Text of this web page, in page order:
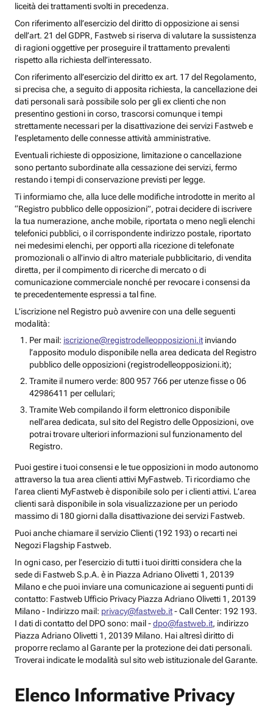
liceità dei trattamenti svolti in precedenza.
Con riferimento all’esercizio del diritto di opposizione ai sensi
dell’art. 21 del GDPR, Fastweb si riserva di valutare la sussistenza
di ragioni oggettive per proseguire il trattamento prevalenti
rispetto alla richiesta dell’interessato.
Con riferimento all’esercizio del diritto ex art. 17 del Regolamento,
si precisa che, a seguito di apposita richiesta, la cancellazione dei
dati personali sarà possibile solo per gli ex clienti che non
presentino gestioni in corso, trascorsi comunque i tempi
strettamente necessari per la disattivazione dei servizi Fastweb e
l’espletamento delle connesse attività amministrative.
Eventuali richieste di opposizione, limitazione o cancellazione
sono pertanto subordinate alla cessazione dei servizi, fermo
restando i tempi di conservazione previsti per legge.
Ti informiamo che, alla luce delle modifiche introdotte in merito al
“Registro pubblico delle opposizioni”, potrai decidere di iscrivere
la tua numerazione, anche mobile, riportata o meno negli elenchi
telefonici pubblici, o il corrispondente indirizzo postale, riportato
nei medesimi elenchi, per opporti alla ricezione di telefonate
promozionali o all’invio di altro materiale pubblicitario, di vendita
diretta, per il compimento di ricerche di mercato o di
comunicazione commerciale nonché per revocare i consensi da
te precedentemente espressi a tal fine.
L’iscrizione nel Registro può avvenire con una delle seguenti
modalità:
Per mail: iscrizione@registrodelleopposizioni.it inviando
l’apposito modulo disponibile nella area dedicata del Registro
pubblico delle opposizioni (registrodelleopposizioni.it);
Tramite il numero verde: 800 957 766 per utenze fisse o 06
42986411 per cellulari;
Tramite Web compilando il form elettronico disponibile
nell’area dedicata, sul sito del Registro delle Opposizioni, ove
potrai trovare ulteriori informazioni sul funzionamento del
Registro.
Puoi gestire i tuoi consensi e le tue opposizioni in modo autonomo
attraverso la tua area clienti attivi MyFastweb. Ti ricordiamo che
l’area clienti MyFastweb è disponibile solo per i clienti attivi. L’area
clienti sarà disponibile in sola visualizzazione per un periodo
massimo di 180 giorni dalla disattivazione dei servizi Fastweb.
Puoi anche chiamare il servizio Clienti (192 193) o recarti nei
Negozi Flagship Fastweb.
In ogni caso, per l’esercizio di tutti i tuoi diritti considera che la
sede di Fastweb S.p.A. è in Piazza Adriano Olivetti 1, 20139
Milano e che puoi inviare una comunicazione ai seguenti punti di
contatto: Fastweb Ufficio Privacy Piazza Adriano Olivetti 1, 20139
Milano - Indirizzo mail: privacy@fastweb.it- Call Center: 192 193.
I dati di contatto del DPO sono: mail -dpo@fastweb.it, indirizzo
Piazza Adriano Olivetti 1, 20139 Milano. Hai altresì diritto di
proporre reclamo al Garante per la protezione dei dati personali.
Troverai indicate le modalità sul sito web istituzionale del Garante.
Elenco Informative Privacy